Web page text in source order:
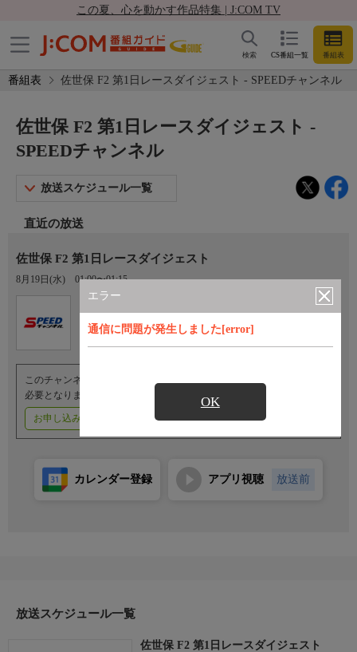
この夏、心を動かす作品特集 | J:COM TV
CS番組一覧 番組表
検索
番組表 佐世保 F2 第1日レースダイジェスト - SPEEDチャンネル
エラー
通信に問題が発生しました[error]
OK
佐世保 F2 第1日レースダイジェスト -
SPEEDチャンネル
放送スケジュール一覧
直近の放送
佐世保 F2 第1日レースダイジェスト
8月19日(水) 01:00〜01:15
このチャンネルのご視聴には、オプションチャンネル(有料)のご契約が
必要となります。
お申し込みはこちら ご利用料金はこちら
カレンダー登録 アプリ視聴 放送前
放送スケジュール一覧
佐世保 F2 第1日レースダイジェスト